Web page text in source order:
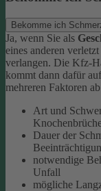
Bekomme ich
Ja, wenn Sie als
eines anderen
verlangen. Die Kfz-
kommt dann dafür
mehreren Faktoren
Art und
Dauer der
notwendige
Unfall
mögliche